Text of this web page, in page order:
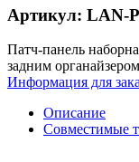
Артикул: LAN-
Патч-панель
задним
Информация для
Описание
Совместимые